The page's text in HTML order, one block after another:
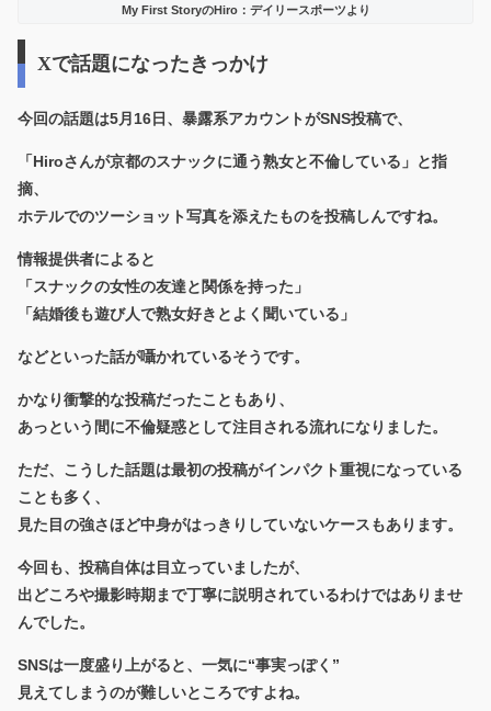
My First StoryのHiro：デイリースポーツより
Xで話題になったきっかけ
今回の話題は5月16日、暴露系アカウントがSNS投稿で、
「Hiroさんが京都のスナックに通う熟女と不倫している」と指
摘、
ホテルでのツーショット写真を添えたものを投稿しんですね。
情報提供者によると
「スナックの女性の友達と関係を持った」
「結婚後も遊び人で熟女好きとよく聞いている」
などといった話が囁かれているそうです。
かなり衝撃的な投稿だったこともあり、
あっという間に不倫疑惑として注目される流れになりました。
ただ、こうした話題は最初の投稿がインパクト重視になっている
ことも多く、
見た目の強さほど中身がはっきりしていないケースもあります。
今回も、投稿自体は目立っていましたが、
出どころや撮影時期まで丁寧に説明されているわけではありませ
んでした。
SNSは一度盛り上がると、一気に“事実っぽく”
見えてしまうのが難しいところですよね。